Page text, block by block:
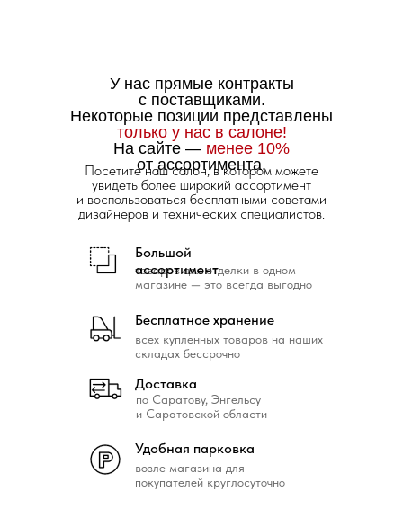
возле магазина для
покупателей круглосуточно
Удобная парковка
всех купленных товаров на наших
складах бессрочно
Бесплатное хранение
товаров для отделки в одном
магазине — это всегда выгодно
Большой
ассортимент
по Саратову, Энгельсу
и Саратовской области
Доставка
У нас прямые контракты
с поставщиками.
Некоторые позиции представлены
только у нас в салоне!
На сайте — менее 10%
от ассортимента.
Посетите наш салон, в котором можете
увидеть более широкий ассортимент
и воспользоваться бесплатными советами
дизайнеров и технических специалистов.